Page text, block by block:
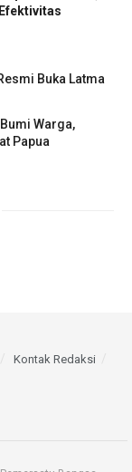
Buka Latma
Warga,
Papua
Kontak Redaksi